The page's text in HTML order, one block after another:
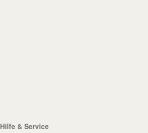
Hilfe & Service